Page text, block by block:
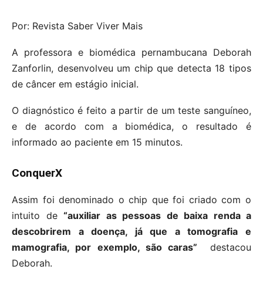
Por: Revista Saber Viver Mais
A professora e biomédica pernambucana Deborah
Zanforlin, desenvolveu um chip que detecta 18 tipos
de câncer em estágio inicial.
O diagnóstico é feito a partir de um teste sanguíneo,
e de acordo com a biomédica, o resultado é
informado ao paciente em 15 minutos.
ConquerX
Assim foi denominado o chip que foi criado com o
intuito de “auxiliar as pessoas de baixa renda a
descobrirem a doença, já que a tomografia e
mamografia, por exemplo, são caras”
destacou
Deborah.